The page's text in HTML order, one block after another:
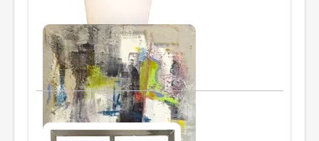
Modern art painting
60"x48"
PIDE Y AHORRA
Framberg